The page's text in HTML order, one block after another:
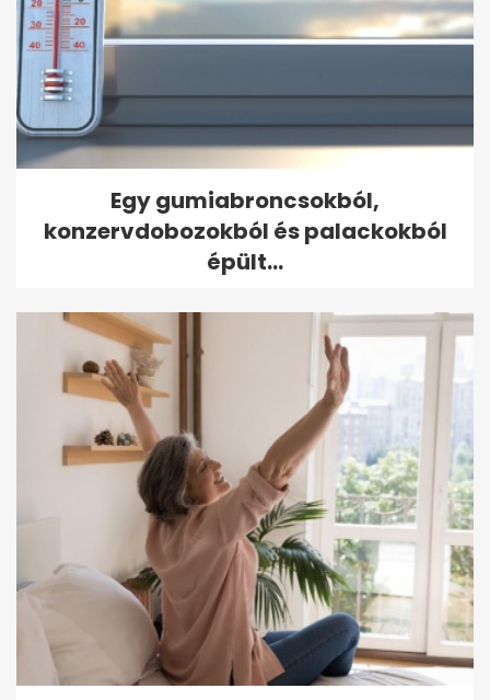
Egy gumiabroncsokból,
konzervdobozokból és palackokból
épült...